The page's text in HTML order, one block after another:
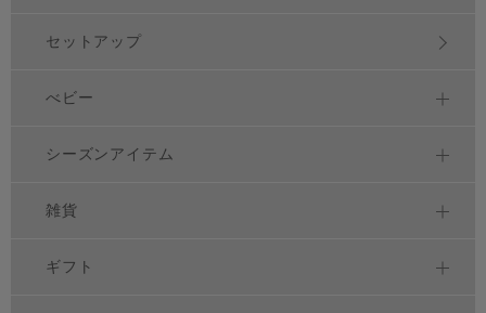
セットアップ
べビー
シーズンアイテム
雑貨
ギフト